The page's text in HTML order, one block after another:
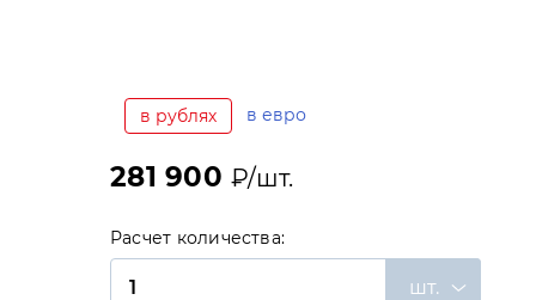
в рублях в евро
281 900₽/шт.
Расчет количества:
шт.